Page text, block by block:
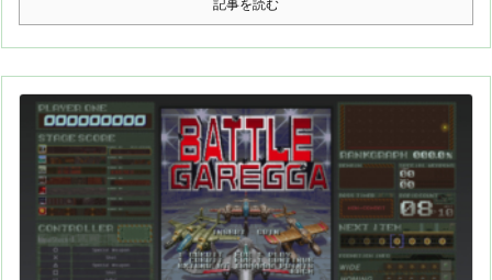
記事を読む